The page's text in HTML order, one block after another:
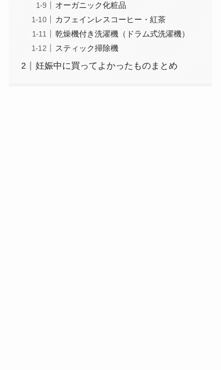
オーガニック化粧品
カフェインレスコーヒー・紅茶
乾燥機付き洗濯機（ドラム式洗濯機）
スティック掃除機
妊娠中に買ってよかったものまとめ